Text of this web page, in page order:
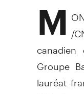
M /
Groupe
lauréat